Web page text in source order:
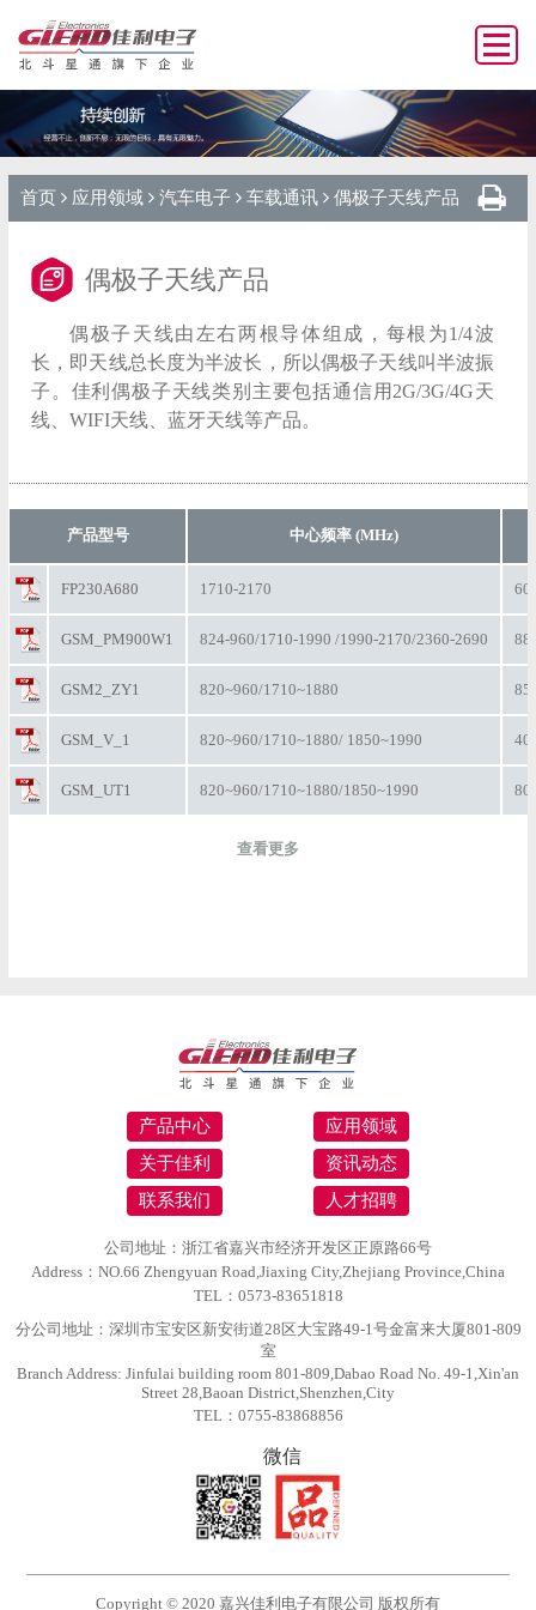
首页 应用领域 汽车电子 车载通讯 偶极子天线产品
偶极子天线产品
偶极子天线由左右两根导体组成，每根为1/4波
长，即天线总长度为半波长，所以偶极子天线叫半波振
子。佳利偶极子天线类别主要包括通信用2G/3G/4G天
线、WIFI天线、蓝牙天线等产品。
产品型号 中心频率 (MHz)
FP230A680 1710-2170 60
GSM_PM900W1 824-960/1710-1990 /1990-2170/2360-2690
GSM2_ZY1 820~960/1710~1880
GSM_V_1 820~960/1710~1880/ 1850~1990 40
GSM_UT1 820~960/1710~1880/1850~1990
查看更多
产品中心
应用领域
关于佳利
资讯动态
联系我们
人才招聘
公司地址：浙江省嘉兴市经济开发区正原路66号
Address：NO.66 Zhengyuan Road,Jiaxing City,Zhejiang Province,China
TEL：0573-83651818
分公司地址：深圳市宝安区新安街道28区大宝路49-1号金富来大厦801-809
室
Branch Address: Jinfulai building room 801-809,Dabao Road No. 49-1,Xin'an
Street 28,Baoan District,Shenzhen,City
TEL：0755-83868856
微信
Copyright © 2020 嘉兴佳利电子有限公司 版权所有